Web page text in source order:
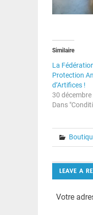
Similaire
La
Protection
d’Artifices !
30
Dans
LEAVE A
Votre